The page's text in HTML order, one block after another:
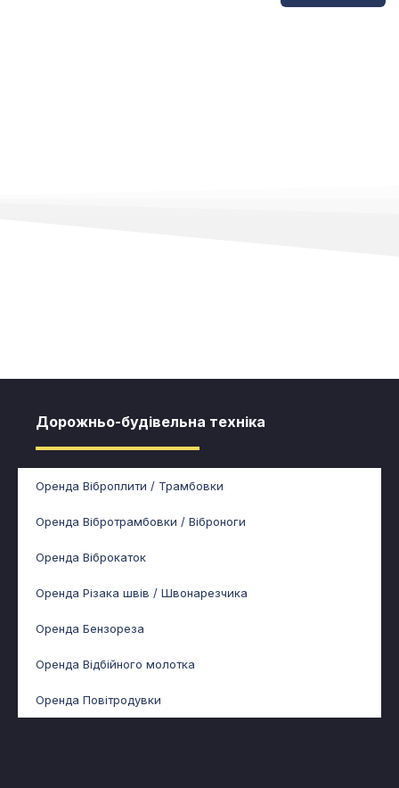
Дорожньо-будівельна техніка
Оренда Віброплити / Трамбовки
Оренда Вібротрамбовки / Віброноги
Оренда Віброкаток
Оренда Різака швів / Швонарезчика
Оренда Бензореза
Оренда Відбійного молотка
Оренда Повітродувки